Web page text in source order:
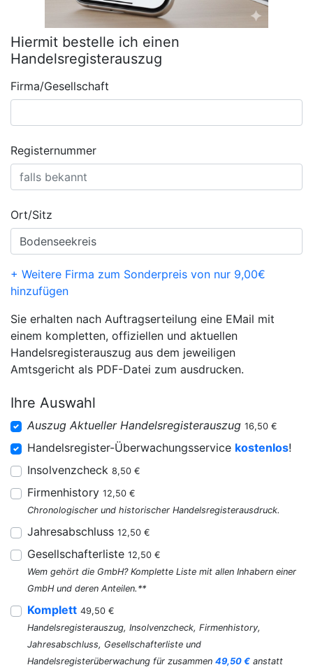
Hiermit bestelle ich einen
Handelsregisterauszug
Firma/Gesellschaft
Registernummer
Ort/Sitz
+ Weitere Firma zum Sonderpreis von nur 9,00€
hinzufügen
Sie erhalten nach Auftragserteilung eine EMail mit
einem kompletten, offiziellen und aktuellen
Handelsregisterauszug aus dem jeweiligen
Amtsgericht als PDF-Datei zum ausdrucken.
Ihre Auswahl
Auszug Aktueller Handelsregisterauszug 16,50 €
Handelsregister-Überwachungsservice kostenlos!
Insolvenzcheck 8,50 €
Firmenhistory 12,50 €
Chronologischer und historischer Handelsregisterausdruck.
Jahresabschluss 12,50 €
Gesellschafterliste 12,50 €
Wem gehört die GmbH? Komplette Liste mit allen Inhabern einer
GmbH und deren Anteilen.**
Komplett 49,50 €
Handelsregisterauszug, Insolvenzcheck, Firmenhistory,
Jahresabschluss, Gesellschafterliste und
Handelsregisterüberwachung für zusammen 49,50 € anstatt